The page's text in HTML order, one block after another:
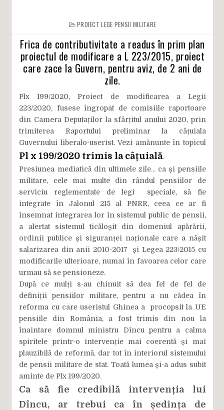
PROIECT LEGE PENSII MILITARE
Frica de contributivitate a readus în prim plan
proiectul de modificare a L 223/2015, proiect
care zace la Guvern, pentru aviz, de 2 ani de
zile.
Plx 199/2020, Proiect de modificarea a Legii
223/2020, fusese îngropat de comisiile raportoare
din Camera Deputaților la sfârțitul anului 2020, prin
trimiterea Raportului preliminar la câțuiala
Guvernului liberalo-userist. Vezi amănunte în topicul
Pl x 199/2020 trimis la câțuială.
Presiunea mediatică din ultimele zile... ca și pensiile
militare, cele mai multe din rândul pensiilor de
serviciu reglementate de legi speciale, să fie
integrate în Jalonul 215 al PNRR, ceea ce ar fi
însemnat integrarea lor în sistemul public de pensii,
a alertat sistemul ticăloșit din domeniul apărării,
ordinii publice și siguranței naționale care a nășit
salarizarea din anii 2010-2017 și Legea 223/2015 cu
modificarile ulterioare, numai în favoarea celor care
urmau să se pensioneze.
După ce mulți s-au chinuit să dea fel de fel de
definiții pensiilor militare, pentru a nu cădea în
reforma cu care useristul Ghinea a procopsit la UE
pensiile din România, a fost trimis din nou la
înaintare domnul ministru Dîncu pentru a calma
spiritele printr-o intervenție mai coerentă și mai
plauzibilă de reformă, dar tot în interiorul sistemului
de pensii militare de stat. Toată lumea și-a adus subit
aminte de Plx 199/2020.
Ca să fie credibilă intervenția lui
Dîncu, ar trebui ca în ședința de